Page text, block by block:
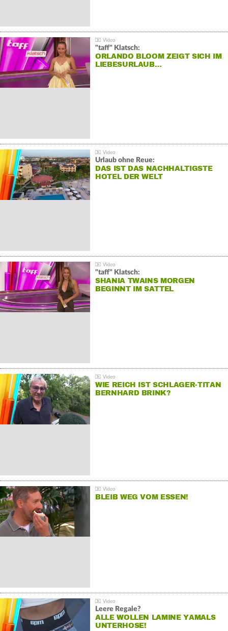
"taff" Klatsch:
ORLANDO BLOOM ZEIGT SICH IM
LIEBESURLAUB…
Urlaub ohne Reue:
DAS IST DAS NACHHALTIGSTE
HOTEL DER WELT
"taff" Klatsch:
SHANIA TWAINS MORGEN
BEGINNT IM SATTEL
WIE REICH IST SCHLAGER-TITAN
BERNHARD BRINK?
BLEIB WEG VOM ESSEN!
Leere Regale?
ALLE WOLLEN LAMINE YAMALS
UNTERHOSE!